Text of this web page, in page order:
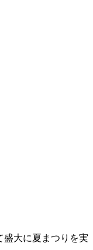
盛大に夏まつりを実